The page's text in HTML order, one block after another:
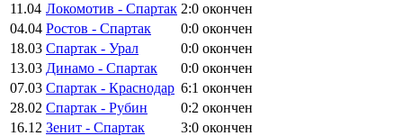
11.04 Локомотив - Спартак 2:0 окончен
04.04 Ростов - Спартак 0:0 окончен
18.03 Спартак - Урал 0:0 окончен
13.03 Динамо - Спартак 0:0 окончен
07.03 Спартак - Краснодар 6:1 окончен
28.02 Спартак - Рубин 0:2 окончен
16.12 Зенит - Спартак 3:0 окончен